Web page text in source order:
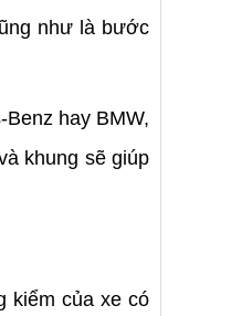
như là bước
hay BMW,
khung sẽ giúp
kiểm của xe có